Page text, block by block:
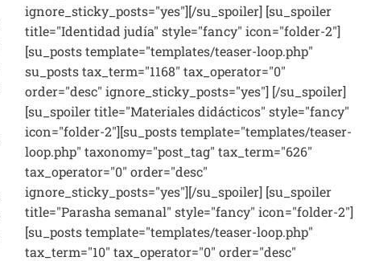
ignore_sticky_posts="yes"][/su_spoiler] [su_spoiler
title="Identidad judía" style="fancy" icon="folder-2"]
[su_posts template="templates/teaser-loop.php"
su_posts tax_term="1168" tax_operator="0"
order="desc" ignore_sticky_posts="yes"] [/su_spoiler]
[su_spoiler title="Materiales didácticos" style="fancy"
icon="folder-2"][su_posts template="templates/teaser-
loop.php" taxonomy="post_tag" tax_term="626"
tax_operator="0" order="desc"
ignore_sticky_posts="yes"][/su_spoiler] [su_spoiler
title="Parasha semanal" style="fancy" icon="folder-2"]
[su_posts template="templates/teaser-loop.php"
tax_term="10" tax_operator="0" order="desc"